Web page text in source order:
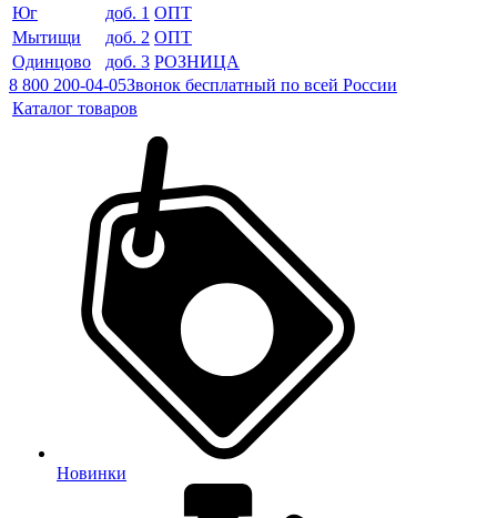
Юг
доб. 1 ОПТ
Мытищи
доб. 2 ОПТ
Одинцово
доб. 3 РОЗНИЦА
8 800 200-04-05Звонок бесплатный по всей России
Каталог товаров
Новинки